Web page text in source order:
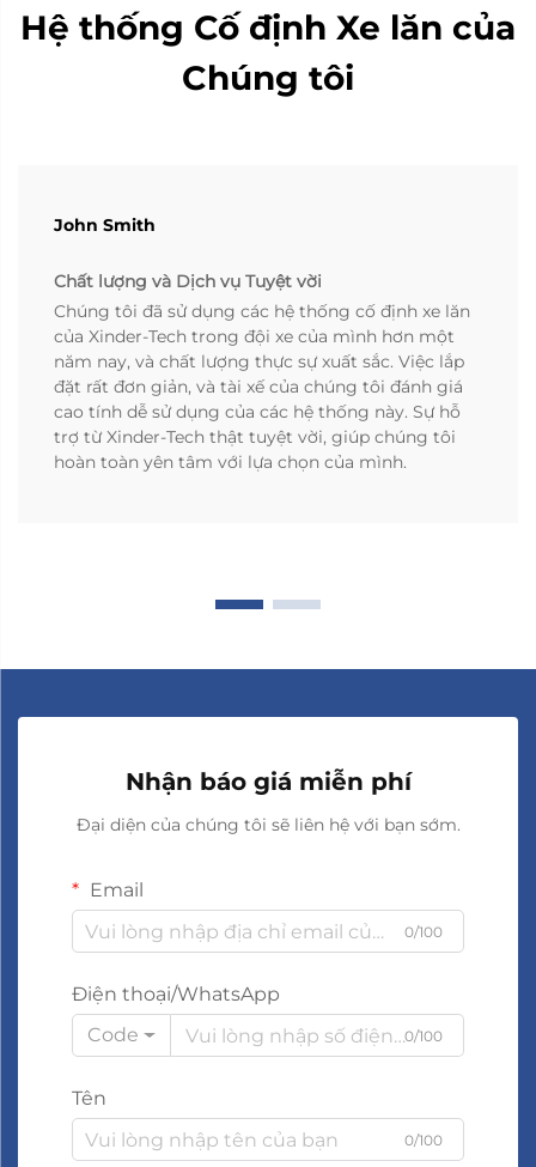
Hệ thống Cố định Xe lăn của
Chúng tôi
John Smith
Chất lượng và Dịch vụ Tuyệt vời
Chúng tôi đã sử dụng các hệ thống cố định xe lăn
của Xinder-Tech trong đội xe của mình hơn một
năm nay, và chất lượng thực sự xuất sắc. Việc lắp
đặt rất đơn giản, và tài xế của chúng tôi đánh giá
cao tính dễ sử dụng của các hệ thống này. Sự hỗ
trợ từ Xinder-Tech thật tuyệt vời, giúp chúng tôi
hoàn toàn yên tâm với lựa chọn của mình.
Nhận báo giá miễn phí
Đại diện của chúng tôi sẽ liên hệ với bạn sớm.
Email
0/100
Điện thoại/WhatsApp
Code
0/100
Tên
0/100